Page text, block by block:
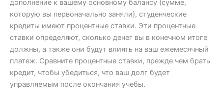
дополнение к вашему основному балансу (сумме,
которую вы первоначально заняли), студенческие
кредиты имеют процентные ставки. Эти процентные
ставки определяют, сколько денег вы в конечном итоге
должны, а также они будут влиять на ваш ежемесячный
платеж. Сравните процентные ставки, прежде чем брать
кредит, чтобы убедиться, что ваш долг будет
управляемым после окончания учебы.